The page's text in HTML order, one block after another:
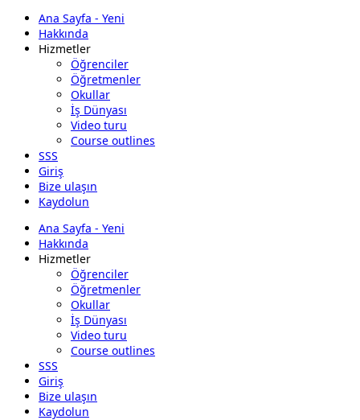
Ana Sayfa - Yeni
Hakkında
Hizmetler
Öğrenciler
Öğretmenler
Okullar
İş Dünyası
Video turu
Course outlines
SSS
Giriş
Bize ulaşın
Kaydolun
Ana Sayfa - Yeni
Hakkında
Hizmetler
Öğrenciler
Öğretmenler
Okullar
İş Dünyası
Video turu
Course outlines
SSS
Giriş
Bize ulaşın
Kaydolun